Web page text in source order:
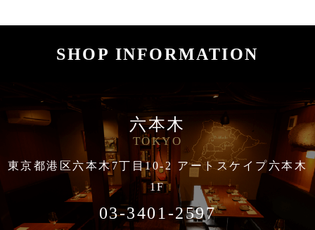
SHOP INFORMATION
六本木
TOKYO
東京都港区六本木7丁目10-2 アートスケイプ六本木
1F
03-3401-2597